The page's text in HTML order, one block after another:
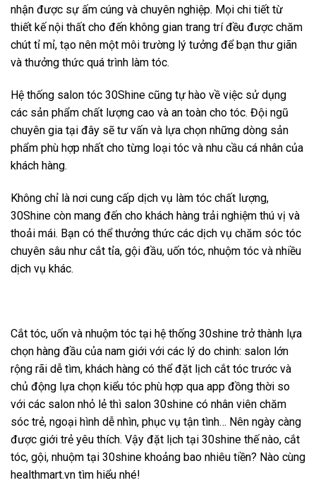
nhận được sự ấm cúng và chuyên nghiệp. Mọi chi tiết từ
thiết kế nội thất cho đến không gian trang trí đều được chăm
chút tỉ mỉ, tạo nên một môi trường lý tưởng để bạn thư giãn
và thưởng thức quá trình làm tóc.
Hệ thống salon tóc 30Shine cũng tự hào về việc sử dụng
các sản phẩm chất lượng cao và an toàn cho tóc. Đội ngũ
chuyên gia tại đây sẽ tư vấn và lựa chọn những dòng sản
phẩm phù hợp nhất cho từng loại tóc và nhu cầu cá nhân của
khách hàng.
Không chỉ là nơi cung cấp dịch vụ làm tóc chất lượng,
30Shine còn mang đến cho khách hàng trải nghiệm thú vị và
thoải mái. Bạn có thể thưởng thức các dịch vụ chăm sóc tóc
chuyên sâu như cắt tỉa, gội đầu, uốn tóc, nhuộm tóc và nhiều
dịch vụ khác.
Cắt tóc, uốn và nhuộm tóc tại hệ thống 30shine trở thành lựa
chọn hàng đầu của nam giới với các lý do chinh: salon lớn
rộng rãi dễ tìm, khách hàng có thể đặt lịch cắt tóc trước và
chủ động lựa chọn kiểu tóc phù hợp qua app đồng thời so
với các salon nhỏ lẻ thì salon 30shine có nhân viên chăm
sóc trẻ, ngoại hình dễ nhìn, phục vụ tận tình… Nên ngày càng
được giới trẻ yêu thích. Vậy đặt lịch tại 30shine thế nào, cắt
tóc, gội, nhuộm tại 30shine khoảng bao nhiêu tiền? Nào cùng
healthmart.vn tìm hiểu nhé!